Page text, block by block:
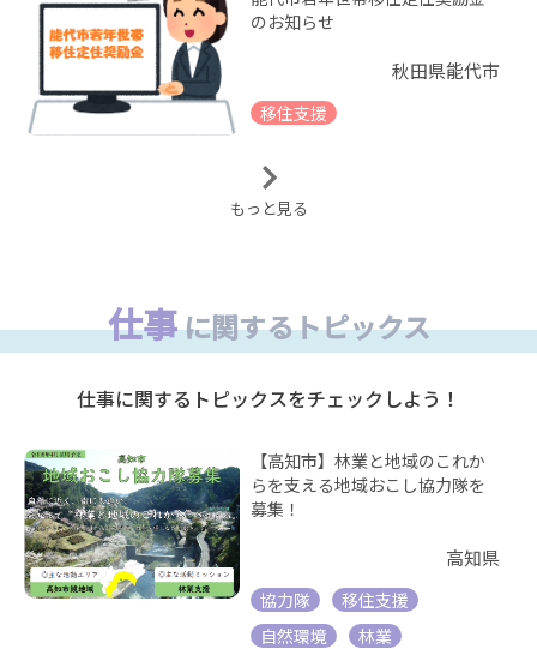
のお知らせ
秋田県能代市
移住支援
もっと見る
仕事に関するトピックス
仕事に関するトピックスをチェックしよう！
【高知市】林業と地域のこれか
らを支える地域おこし協力隊を
募集！
高知県
協力隊
移住支援
自然環境
林業